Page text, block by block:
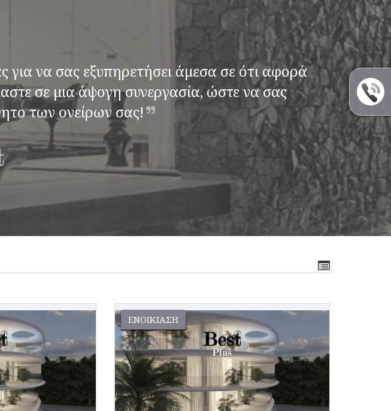
για να σας εξυπηρετήσει άμεσα σε ότι αφορά
σε μια άψογη συνεργασία, ώστε να σας
των ονείρων σας!
ΕΝΟΙΚΊΑΣΗ